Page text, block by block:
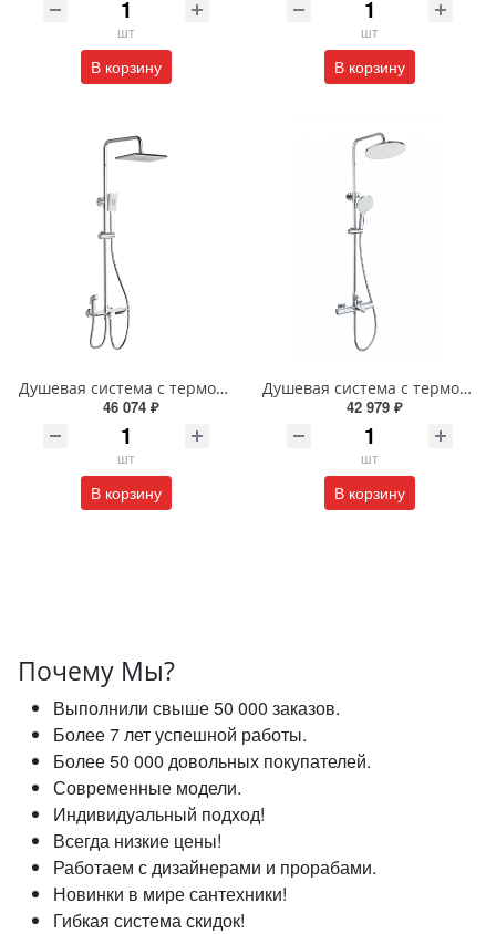
шт
В корзину
шт
В корзину
Душевая система с термостатом Wonzon & Woghand WW-B3310-CR хром
46 074 ₽
шт
В корзину
Душевая система с термостатом Wonzon & Woghand SOLID WW-C3011-A-CR хром
42 979 ₽
шт
В корзину
Почему Мы?
Выполнили свыше 50 000 заказов.
Более 7 лет успешной работы.
Более 50 000 довольных покупателей.
Современные модели.
Индивидуальный подход!
Всегда низкие цены!
Работаем с дизайнерами и прорабами.
Новинки в мире сантехники!
Гибкая система скидок!